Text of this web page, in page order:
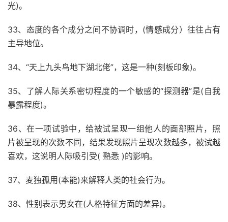
光)。
33、态度的各个成分之间不协调时，(情感成分）往往占有
主导地位。
34、“天上九头鸟地下湖北佬”，这是一种(刻板印象)。
35、了解人际关系密切程度的一个敏感的“探测器”是(自我
暴露程度)。
36、在一项试验中，给被试呈现一组他人的面部照片，照
片被呈现的次数不同，结果发现照片呈现次数越多，被试越
喜欢，这说明人际吸引受( 熟悉 )的影响。
37、麦独孤用(本能)来解释人类的社会行为。
38、性别表示男女在(人格特征方面的差异)。